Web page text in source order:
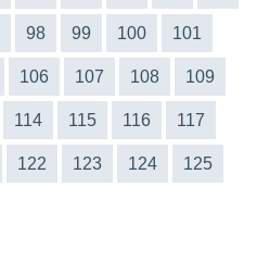
98 99 100 101
106 107 108 109
114 115 116 117
122 123 124 125